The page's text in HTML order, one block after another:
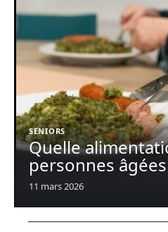
SENIORS
Quelle
personnes âgées
11 mars 2026